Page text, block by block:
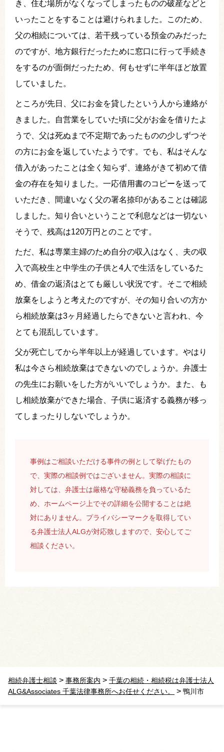
き、住む場所がなくなってしまったものの破産などと
いったことをすることは避けられました。このため、
父の相続については、若干残っている預金のみだった
のですが、地方銀行だったために窓口に行って手続き
をするのが面倒だったため、何もせずに半年ほど放置
していました。
ところが先日、父にお金を貸したという人から連絡が
きました。自営業をしていた頃に父がお金を借りたよ
うで、父は死ぬまで不定期であったものの少しずつそ
の方にお金を返していたようです。でも、私はそんな
借入があったことは全く知らず、連絡がきて初めて借
金の存在を知りました。一応借用書のコピーを送って
いただき、間違いなく父の署名捺印があることは確認
しました。知り合いということで利息などは一切ない
そうで、残高は120万円とのことです。
ただ、私は専業主婦のため自分の収入はなく、夫の収
入で高校生と中学生の子供と4人で生活をしているた
め、借金の返済はとても厳しい状況です。そこで相続
放棄をしようと考えたのですが、その知り合いの方か
ら相続放棄は3ヶ月経過したらできないと言われ、今
とても混乱しています。
父が死亡してから半年以上が経過しています。やはり
私は今さら相続放棄はできないのでしょうか。弁護士
の先生にお願いをした方がいいでしょうか。また、も
し相続放棄ができた場合、子供に返済する義務が移っ
てしまったりしないでしょうか。
事例はご相談いただける事件の例として挙げたもの
で、実際の相談例ではございません。実際の相談に
対しては、弁護士は厳格な守秘義務を負っているた
め、ホームページ上でその詳細を公開することは絶
対にありません。プライバシーマークを取得してい
る弁護士法人ALGが対応致しますので、安心してご
相談ください。
相続弁護士相談 > 事務所案内 > 千葉の相続・相続税は弁護士法人
ALG&Associates 千葉法律事務所へお任せください。
> 鴨川市